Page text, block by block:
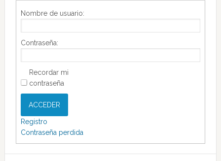
Nombre de usuario:
Contraseña:
Recordar mi
contraseña
ACCEDER
Registro
Contraseña perdida